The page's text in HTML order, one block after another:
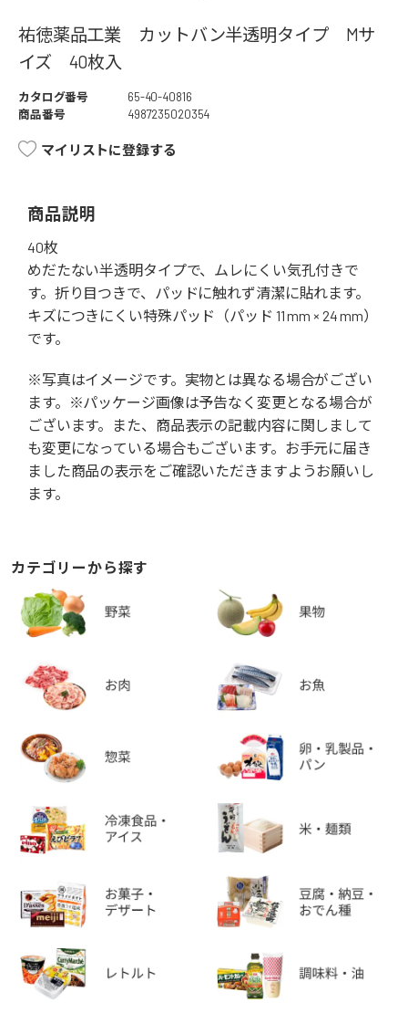
祐徳薬品工業 カットバン半透明タイプ Mサ
イズ 40枚入
カタログ番号
65-40-40816
商品番号
4987235020354
マイリストに登録する
商品説明
40枚
めだたない半透明タイプで、ムレにくい気孔付きで
す。折り目つきで、パッドに触れず清潔に貼れます。
キズにつきにくい特殊パッド（パッド 11 mm × 24 mm）
です。
※写真はイメージです。実物とは異なる場合がござい
ます。※パッケージ画像は予告なく変更となる場合が
ございます。また、商品表示の記載内容に関しまして
も変更になっている場合もございます。お手元に届き
ました商品の表示をご確認いただきますようお願いし
ます。
カテゴリーから探す